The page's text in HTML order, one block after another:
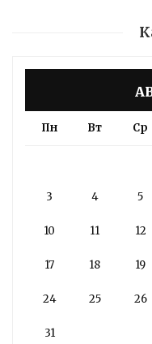
Пн Вт Ср
3 4 5
10 11 12
17 18 19
24 25 26
31